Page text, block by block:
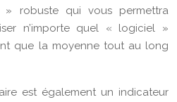
» robuste qui vous permettra
n’importe quel « logiciel »
que la moyenne tout au long
est également un indicateur